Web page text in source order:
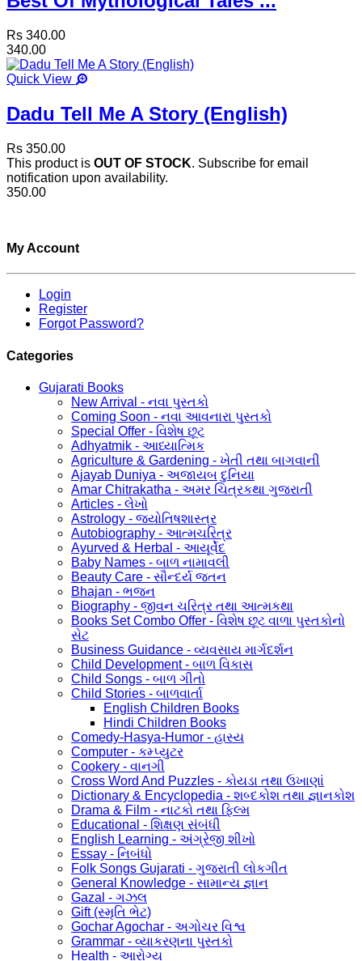
Rs 340.00
340.00
Quick View
Dadu Tell Me A Story (English)
Rs 350.00
This product is OUT OF STOCK. Subscribe for email
notification upon availability.
350.00
My Account
Login
Register
Forgot Password?
Categories
Gujarati Books
New Arrival - નવા પુસ્તકો
Coming Soon - નવા આવનારા પુસ્તકો
Special Offer - વિશેષ છૂટ
Adhyatmik - આધ્યાત્મિક
Agriculture & Gardening - ખેતી તથા બાગવાની
Ajayab Duniya - અજાયબ દુનિયા
Amar Chitrakatha - અમર ચિત્રકથા ગુજરાતી
Articles - લેખો
Astrology - જ્યોતિષશાસ્ત્ર
Autobiography - આત્મચરિત્ર
Ayurved & Herbal - આયૂર્વેદ
Baby Names - બાળ નામાવલી
Beauty Care - સૌન્દર્ય જતન
Bhajan - ભજન
Biography - જીવન ચરિત્ર તથા આત્મકથા
Books Set Combo Offer - વિશેષ છૂટ વાળા પુસ્તકોનો
સેટ
Business Guidance - વ્યવસાય માર્ગદર્શન
Child Development - બાળ વિકાસ
Child Songs - બાળ ગીતો
Child Stories - બાળવાર્તા
English Children Books
Hindi Children Books
Comedy-Hasya-Humor - હાસ્ય
Computer - કમ્પ્યુટર
Cookery - વાનગી
Cross Word And Puzzles - કોયડા તથા ઉખાણાં
Dictionary & Encyclopedia - શબ્દકોશ તથા જ્ઞાનકોશ
Drama & Film - નાટકો તથા ફિલ્મ
Educational - શિક્ષણ સંબંધી
English Learning - અંગ્રેજી શીખો
Essay - નિબંધો
Folk Songs Gujarati - ગુજરાતી લોકગીત
General Knowledge - સામાન્ય જ્ઞાન
Gazal - ગઝલ
Gift (સ્મૃતિ ભેટ)
Gochar Agochar - અગોચર વિશ્વ
Grammar - વ્યાકરણના પુસ્તકો
Health - આરોગ્ય